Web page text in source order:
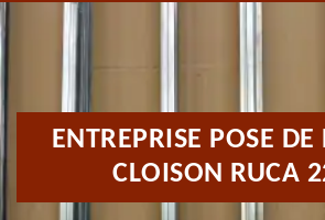
ENTREPRISE POSE
CLOISON RUCA